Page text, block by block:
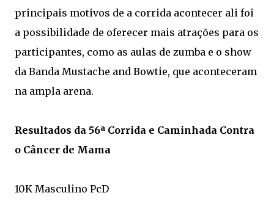
principais motivos de a corrida acontecer ali foi
a possibilidade de oferecer mais atrações para os
participantes, como as aulas de zumba e o show
da Banda Mustache and Bowtie, que aconteceram
na ampla arena.
Resultados da 56ª Corrida e Caminhada Contra
o Câncer de Mama
10K Masculino PcD